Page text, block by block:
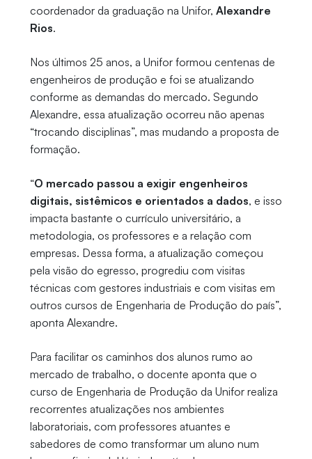
coordenador da graduação na Unifor, Alexandre
Rios.
Nos últimos 25 anos, a Unifor formou centenas de
engenheiros de produção e foi se atualizando
conforme as demandas do mercado. Segundo
Alexandre, essa atualização ocorreu não apenas
“trocando disciplinas”, mas mudando a proposta de
formação.
“O mercado passou a exigir engenheiros
digitais, sistêmicos e orientados a dados, e isso
impacta bastante o currículo universitário, a
metodologia, os professores e a relação com
empresas. Dessa forma, a atualização começou
pela visão do egresso, progrediu com visitas
técnicas com gestores industriais e com visitas em
outros cursos de Engenharia de Produção do país”,
aponta Alexandre.
Para facilitar os caminhos dos alunos rumo ao
mercado de trabalho, o docente aponta que o
curso de Engenharia de Produção da Unifor realiza
recorrentes atualizações nos ambientes
laboratoriais, com professores atuantes e
sabedores de como transformar um aluno num